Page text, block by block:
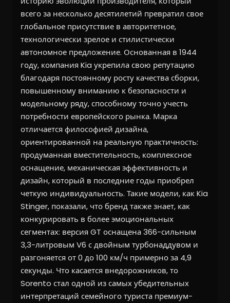
всего за несколько десятилетий превратил свое
глобальное присутствие в авторитетное,
технологически зрелое и стилистически
автономное предложение. Основанная в 1944
году, компания Kia укрепила свою репутацию
благодаря постоянному росту качества сборки,
повышенному вниманию к безопасности и
модельному ряду, способному точно учесть
потребности европейского рынка. Марка
отличается философией дизайна,
ориентированной на реальную практичность:
продуманная вместительность, комплексное
оснащение, механическая эффективность и
дизайн, который в последние годы приобрел
четкую индивидуальность. Такие модели, как Kia
Stinger, показали, что бренд также знает, как
конкурировать в более эмоциональных
сегментах: версия GT оснащена 366-сильным
3,3-литровым V6 с двойным турбонаддувом и
разгоняется от 0 до 100 км/ч примерно за 4,9
секунды. Что касается внедорожников, то
Sorento стал одной из самых убедительных
интерпретаций семейного туриста премиум-